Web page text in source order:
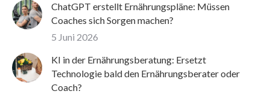
ChatGPT erstellt Ernährungspläne: Müssen
Coaches sich Sorgen machen?
5 Juni 2026
KI in der Ernährungsberatung: Ersetzt
Technologie bald den Ernährungsberater oder
Coach?